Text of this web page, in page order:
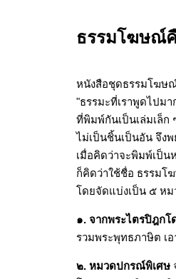
ธรรมโฆษณ์
หนังสือชุดธรรมโฆษ
"ธรรมะที่เราพูดไปม
ที่พิมพ์กันเป็นเล่มเล็ก
ไม่เป็นชิ้นเป็นอัน จึง
เมื่อคิดว่าจะพิมพ์เป็
ก็คิดว่าใช้ชื่อ ธรรมโ
โดยจัดแบ่งเป็น ๕ ห
๑. จากพระไตรปิฎกโ
รวมพระพุทธภาษิต เอ
๒. หมวดปกรณ์พิเศษ